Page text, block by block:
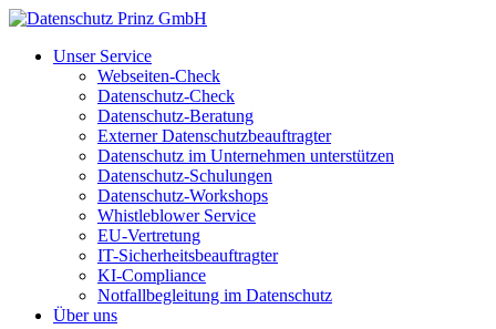
Unser Service
Webseiten-Check
Datenschutz-Check
Datenschutz-Beratung
Externer Datenschutzbeauftragter
Datenschutz im Unternehmen unterstützen
Datenschutz-Schulungen
Datenschutz-Workshops
Whistleblower Service
EU-Vertretung
IT-Sicherheitsbeauftragter
KI-Compliance
Notfallbegleitung im Datenschutz
Über uns